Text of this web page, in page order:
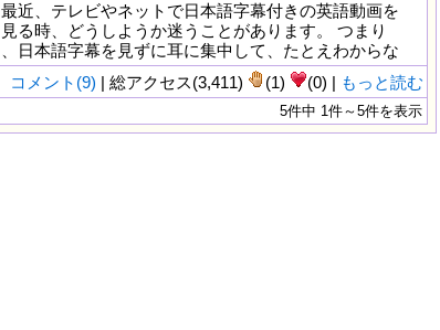
最近、テレビやネットで日本語字幕付きの英語動画を
見る時、どうしようか迷うことがあります。 つまり
、日本語字幕を見ずに耳に集中して、たとえわからな
コメント(9) | 総アクセス(3,411) (1) (0) | もっと読む
5件中 1件～5件を表示